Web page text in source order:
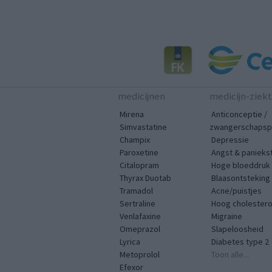
medicijnen
Mirena
Simvastatine
Champix
Paroxetine
Citalopram
Thyrax Duotab
Tramadol
Sertraline
Venlafaxine
Omeprazol
Lyrica
Metoprolol
Efexor
medicijn-
Anticonceptie /
Depressie
Angst &
Hoge bloeddruk
Blaasontsteking
Acne/puistjes
Hoog
Migraine
Slapeloosheid
Diabetes type 2
Toon alle...